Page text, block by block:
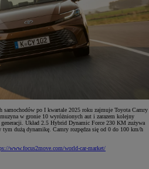
po I kwartale 2025 roku zajmuje Toyota Camry
w gronie 10 wyróżnionych aut i zarazem kolejny
Układ 2.5 Hybrid Dynamic Force 230 KM zużywa
dużą dynamikę. Camry rozpędza się od 0 do 100 km/h
www.focus2move.com/world-car-market/